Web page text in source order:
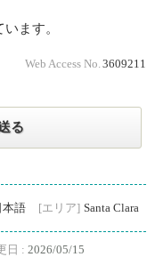
ます。
Web Access No. 3609211
る
本語 [エリア] Santa Clara
日 : 2026/05/15